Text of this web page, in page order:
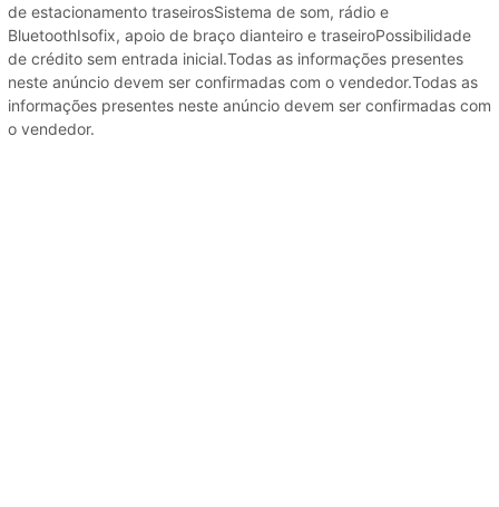
de estacionamento traseirosSistema de som, rádio e
BluetoothIsofix, apoio de braço dianteiro e traseiroPossibilidade
de crédito sem entrada inicial.Todas as informações presentes
neste anúncio devem ser confirmadas com o vendedor.Todas as
informações presentes neste anúncio devem ser confirmadas com
o vendedor.